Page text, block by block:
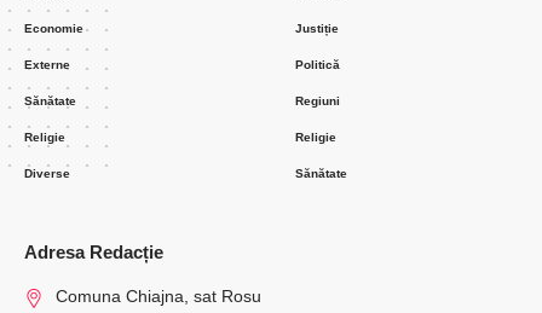
Economie
Externe
Sănătate
Religie
Diverse
Justiție
Politică
Regiuni
Religie
Sănătate
Adresa Redacție
Comuna Chiajna, sat Rosu